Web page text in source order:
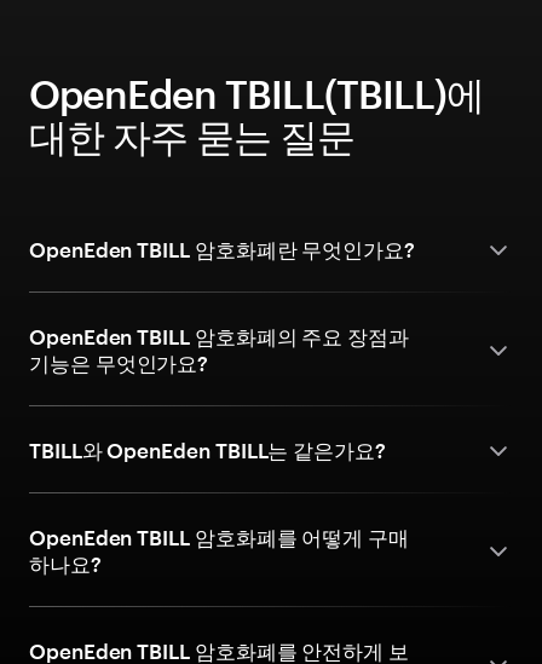
OpenEden TBILL(TBILL)에
대한 자주 묻는 질문
OpenEden TBILL 암호화폐란 무엇인가요?
OpenEden TBILL 암호화폐의 주요 장점과
기능은 무엇인가요?
TBILL와 OpenEden TBILL는 같은가요?
OpenEden TBILL 암호화폐를 어떻게 구매
하나요?
OpenEden TBILL 암호화폐를 안전하게 보